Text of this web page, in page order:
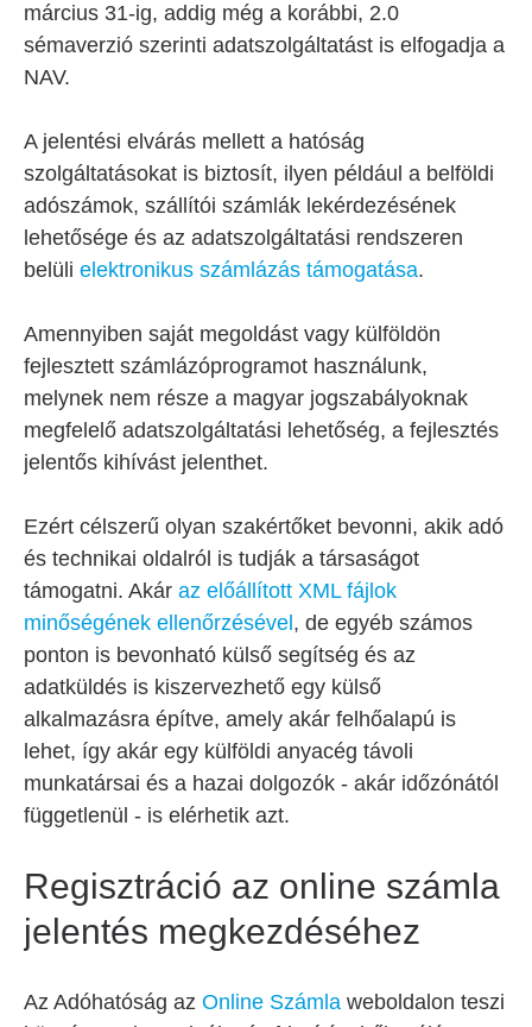
március 31-ig, addig még a korábbi, 2.0
sémaverzió szerinti adatszolgáltatást is elfogadja a
NAV.
A jelentési elvárás mellett a hatóság
szolgáltatásokat is biztosít, ilyen például a belföldi
adószámok, szállítói számlák lekérdezésének
lehetősége és az adatszolgáltatási rendszeren
belüli elektronikus számlázás támogatása.
Amennyiben saját megoldást vagy külföldön
fejlesztett számlázóprogramot használunk,
melynek nem része a magyar jogszabályoknak
megfelelő adatszolgáltatási lehetőség, a fejlesztés
jelentős kihívást jelenthet.
Ezért célszerű olyan szakértőket bevonni, akik adó
és technikai oldalról is tudják a társaságot
támogatni. Akár az előállított XML fájlok
minőségének ellenőrzésével , de egyéb számos
ponton is bevonható külső segítség és az
adatküldés is kiszervezhető egy külső
alkalmazásra építve, amely akár felhőalapú is
lehet, így akár egy külföldi anyacég távoli
munkatársai és a hazai dolgozók - akár időzónától
függetlenül - is elérhetik azt.
Regisztráció az online számla
jelentés megkezdéséhez
Az Adóhatóság az Online Számla weboldalon teszi